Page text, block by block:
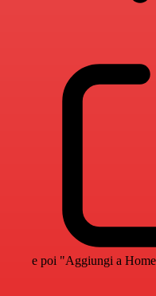
e poi "Aggiungi a